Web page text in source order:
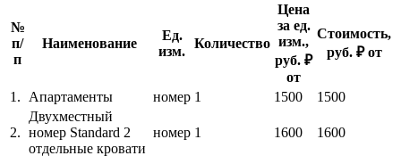
№
п/
п
Наименование
Ед.
изм.
Количество
Цена
за ед.
изм.,
руб. ₽
от
Стоимость,
руб. ₽ от
1. Апартаменты номер 1 1500 1500
2.
Двухместный
номер Standard 2
отдельные кровати
номер 1 1600 1600